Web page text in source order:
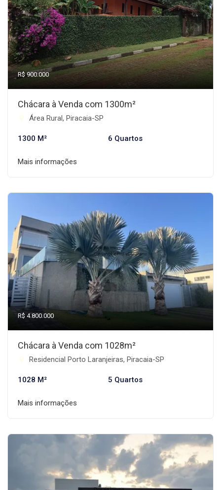
R$ 900.000
Chácara à Venda com 1300m²
Área Rural, Piracaia-SP
1300 M² 6 Quartos
Mais informações
R$ 4.800.000
Chácara à Venda com 1028m²
Residencial Porto Laranjeiras, Piracaia-SP
1028 M² 5 Quartos
Mais informações